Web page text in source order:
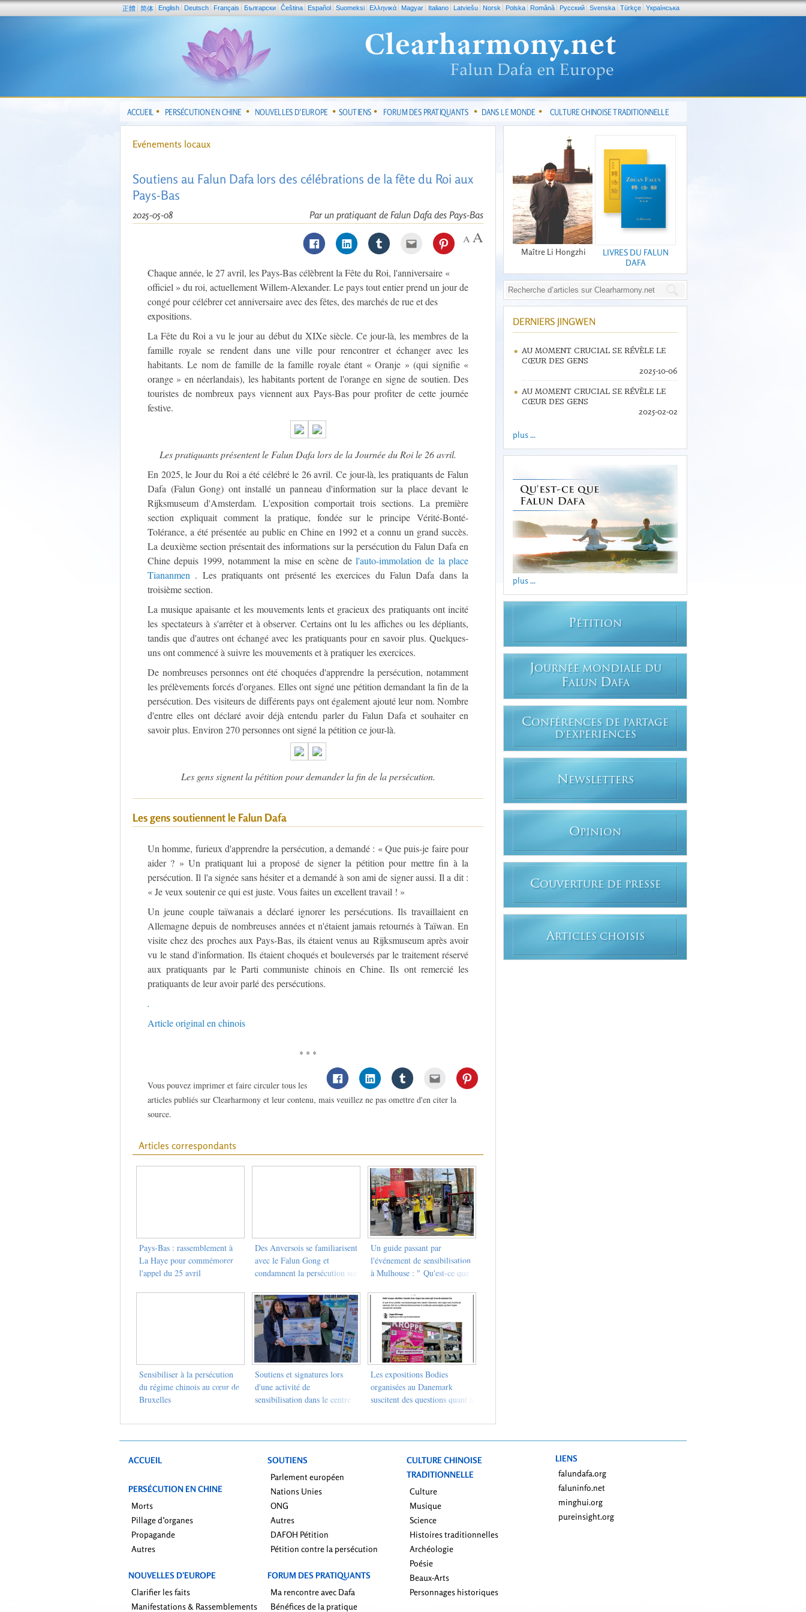
正體 简体 English Deutsch Français Български Čeština Español Suomeksi Ελληνικά Magyar Italiano Latviešu Norsk Polska Română Pусский Svenska Türkçe Yкраїнська
ACCUEIL PERSÉCUTION EN CHINE NOUVELLES D’EUROPE SOUTIENS FORUM DES PRATIQUANTS DANS LE MONDE CULTURE CHINOISE TRADITIONNELLE
Evénements locaux
Soutiens au Falun Dafa lors des célébrations de la fête du Roi aux
Pays-Bas
Par un pratiquant de Falun Dafa des Pays-Bas
2025-05-08
Chaque année, le 27 avril, les Pays-Bas célèbrent la Fête du Roi, l'anniversaire «
officiel » du roi, actuellement Willem-Alexander. Le pays tout entier prend un jour de
congé pour célébrer cet anniversaire avec des fêtes, des marchés de rue et des
expositions.
La Fête du Roi a vu le jour au début du XIXe siècle. Ce jour-là, les membres de la
famille royale se rendent dans une ville pour rencontrer et échanger avec les
habitants. Le nom de famille de la famille royale étant « Oranje » (qui signifie «
orange » en néerlandais), les habitants portent de l'orange en signe de soutien. Des
touristes de nombreux pays viennent aux Pays-Bas pour profiter de cette journée
festive.
Les pratiquants présentent le Falun Dafa lors de la Journée du Roi le 26 avril.
En 2025, le Jour du Roi a été célébré le 26 avril. Ce jour-là, les pratiquants de Falun
Dafa (Falun Gong) ont installé un panneau d'information sur la place devant le
Rijksmuseum d'Amsterdam. L'exposition comportait trois sections. La première
section expliquait comment la pratique, fondée sur le principe Vérité-Bonté-
Tolérance, a été présentée au public en Chine en 1992 et a connu un grand succès.
La deuxième section présentait des informations sur la persécution du Falun Dafa en
Chine depuis 1999, notamment la mise en scène de l'auto-immolation de la place
Tiananmen . Les pratiquants ont présenté les exercices du Falun Dafa dans la
troisième section.
La musique apaisante et les mouvements lents et gracieux des pratiquants ont incité
les spectateurs à s'arrêter et à observer. Certains ont lu les affiches ou les dépliants,
tandis que d'autres ont échangé avec les pratiquants pour en savoir plus. Quelques-
uns ont commencé à suivre les mouvements et à pratiquer les exercices.
De nombreuses personnes ont été choquées d'apprendre la persécution, notamment
les prélèvements forcés d'organes. Elles ont signé une pétition demandant la fin de la
persécution. Des visiteurs de différents pays ont également ajouté leur nom. Nombre
d'entre elles ont déclaré avoir déjà entendu parler du Falun Dafa et souhaiter en
savoir plus. Environ 270 personnes ont signé la pétition ce jour-là.
Les gens signent la pétition pour demander la fin de la persécution.
Les gens soutiennent le Falun Dafa
Un homme, furieux d'apprendre la persécution, a demandé : « Que puis-je faire pour
aider ? » Un pratiquant lui a proposé de signer la pétition pour mettre fin à la
persécution. Il l'a signée sans hésiter et a demandé à son ami de signer aussi. Il a dit :
« Je veux soutenir ce qui est juste. Vous faites un excellent travail ! »
Un jeune couple taïwanais a déclaré ignorer les persécutions. Ils travaillaient en
Allemagne depuis de nombreuses années et n'étaient jamais retournés à Taïwan. En
visite chez des proches aux Pays-Bas, ils étaient venus au Rijksmuseum après avoir
vu le stand d'information. Ils étaient choqués et bouleversés par le traitement réservé
aux pratiquants par le Parti communiste chinois en Chine. Ils ont remercié les
pratiquants de leur avoir parlé des persécutions.
.
Article original en chinois
* * *
Vous pouvez imprimer et faire circuler tous les
articles publiés sur Clearharmony et leur contenu, mais veuillez ne pas omettre d'en citer la
source.
Articles correspondants
Pays-Bas : rassemblement à
La Haye pour commémorer
l'appel du 25 avril
Des Anversois se familiarisent
avec le Falun Gong et
condamnent la persécution sur
Un guide passant par
l'événement de sensibilisation
à Mulhouse : " Qu'est-ce que
est-il persécuté ? "
Sensibiliser à la persécution
du régime chinois au cœur de
Bruxelles
Soutiens et signatures lors
d'une activité de
sensibilisation dans le centre
Les expositions Bodies
organisées au Danemark
suscitent des questions quant à
Maître Li Hongzhi
LIVRES DU FALUN
DAFA
DERNIERS JINGWEN
AU MOMENT CRUCIAL SE RÉVÈLE LE
CŒUR DES GENS
2025-10-06
AU MOMENT CRUCIAL SE RÉVÈLE LE
CŒUR DES GENS
2025-02-02
plus ...
plus ...
PÉTITION
JOURNÉE MONDIALE DU
FALUN DAFA
CONFÉRENCES DE PARTAGE
D'EXPERIENCES
N EWSLETTERS
OPINION
COUVERTURE DE PRESSE
ARTICLES CHOISIS
ACCUEIL
PERSÉCUTION EN CHINE
Morts
Pillage d’organes
Propagande
Autres
NOUVELLES D’EUROPE
Clarifier les faits
Manifestations & Rassemblements
SOUTIENS
Parlement européen
Nations Unies
ONG
Autres
DAFOH Pétition
Pétition contre la persécution
FORUM DES PRATIQUANTS
Ma rencontre avec Dafa
Bénéfices de la pratique
CULTURE CHINOISE
TRADITIONNELLE
Culture
Musique
Science
Histoires traditionnelles
Archéologie
Poésie
Beaux-Arts
Personnages historiques
LIENS
falundafa.org
faluninfo.net
minghui.org
pureinsight.org